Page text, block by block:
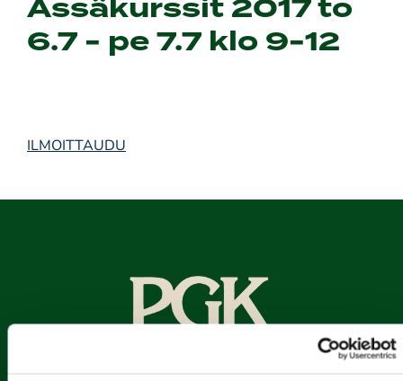
Ässäkurssit 2017 to
6.7 - pe 7.7 klo 9-12
ILMOITTAUDU